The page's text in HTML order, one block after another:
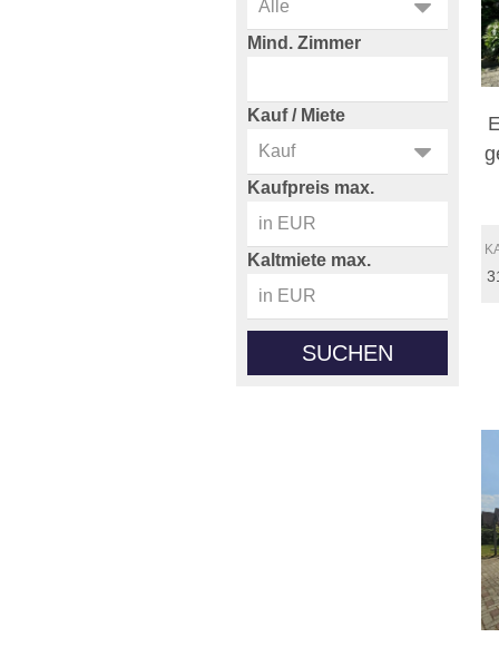
Mind. Zimmer
Kauf / Miete
Kaufpreis max.
Kaltmiete max.
SUCHEN